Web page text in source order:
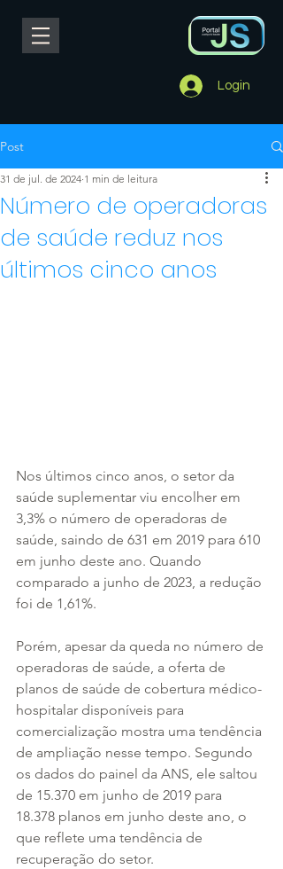
Login
Post
Número de operadoras
de saúde reduz nos
últimos cinco anos
31 de jul. de 2024 1 min de leitura
Nos últimos cinco anos, o setor da
saúde suplementar viu encolher em
3,3% o número de operadoras de
saúde, saindo de 631 em 2019 para 610
em junho deste ano. Quando
comparado a junho de 2023, a redução
foi de 1,61%.
Porém, apesar da queda no número de
operadoras de saúde, a oferta de
planos de saúde de cobertura médico-
hospitalar disponíveis para
comercialização mostra uma tendência
de ampliação nesse tempo. Segundo
os dados do painel da ANS, ele saltou
de 15.370 em junho de 2019 para
18.378 planos em junho deste ano, o
que reflete uma tendência de
recuperação do setor.